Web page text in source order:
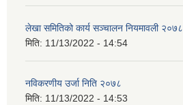
लेखा समितिको कार्य सञ्चालन नियमावली २०७८
मिति: 11/13/2022 - 14:54
नविकरणीय उर्जा निति २०७८
मिति: 11/13/2022 - 14:53